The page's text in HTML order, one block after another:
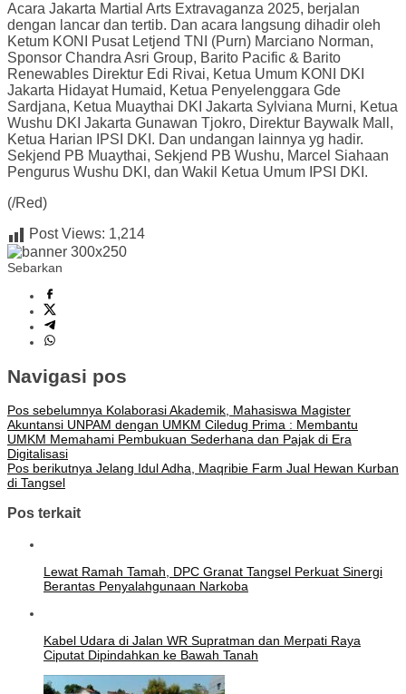
Acara Jakarta Martial Arts Extravaganza 2025, berjalan
dengan lancar dan tertib. Dan acara langsung dihadir oleh
Ketum KONI Pusat Letjend TNI (Purn) Marciano Norman,
Sponsor Chandra Asri Group, Barito Pacific & Barito
Renewables Direktur Edi Rivai, Ketua Umum KONI DKI
Jakarta Hidayat Humaid, Ketua Penyelenggara Gde
Sardjana, Ketua Muaythai DKI Jakarta Sylviana Murni, Ketua
Wushu DKI Jakarta Gunawan Tjokro, Direktur Baywalk Mall,
Ketua Harian IPSI DKI. Dan undangan lainnya yg hadir.
Sekjend PB Muaythai, Sekjend PB Wushu, Marcel Siahaan
Pengurus Wushu DKI, dan Wakil Ketua Umum IPSI DKI.
(/Red)
Post Views: 1,214
Sebarkan
Navigasi pos
Pos sebelumnya Kolaborasi Akademik, Mahasiswa Magister
Akuntansi UNPAM dengan UMKM Ciledug Prima : Membantu
UMKM Memahami Pembukuan Sederhana dan Pajak di Era
Digitalisasi
Pos berikutnya Jelang Idul Adha, Maqribie Farm Jual Hewan Kurban
di Tangsel
Pos terkait
Lewat Ramah Tamah, DPC Granat Tangsel Perkuat Sinergi
Berantas Penyalahgunaan Narkoba
Kabel Udara di Jalan WR Supratman dan Merpati Raya
Ciputat Dipindahkan ke Bawah Tanah